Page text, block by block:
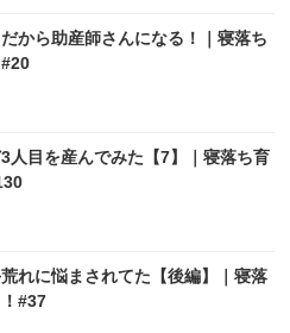
から助産師さんになる！｜寝落ち
人目を産んでみた【7】｜寝落ち育
れに悩まされてた【後編】｜寝落
#37